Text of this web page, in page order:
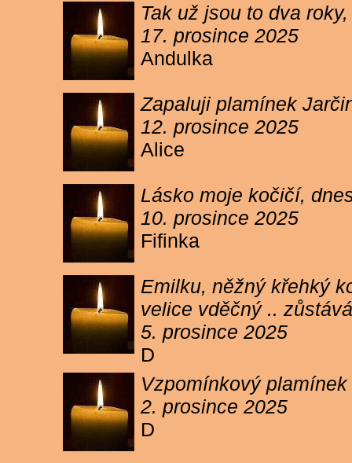
Tak už jsou to dva
17. prosince 2025
Andulka
Zapaluji plamínek
12. prosince 2025
Alice
Lásko moje kočičí,
10. prosince 2025
Fifinka
Emilku, něžný křehký
velice vděčný ..
5. prosince 2025
D
Vzpomínkový
2. prosince 2025
D